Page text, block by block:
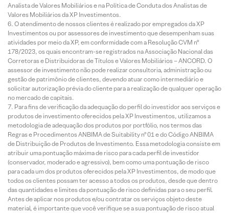
Analista de Valores Mobiliários e na Política de Conduta dos Analistas de
Valores Mobiliários da XP Investimentos.
O atendimento de nossos clientes é realizado por empregados da XP
Investimentos ou por assessores de investimento que desempenham suas
atividades por meio da XP, em conformidade com a Resolução CVM nº
178/2023, os quais encontram-se registrados na Associação Nacional das
Corretoras e Distribuidoras de Títulos e Valores Mobiliários – ANCORD. O
assessor de investimento não pode realizar consultoria, administração ou
gestão de patrimônio de clientes, devendo atuar como intermediário e
solicitar autorização prévia do cliente para a realização de qualquer operação
no mercado de capitais.
Para fins de verificação da adequação do perfil do investidor aos serviços e
produtos de investimento oferecidos pela XP Investimentos, utilizamos a
metodologia de adequação dos produtos por portfólio, nos termos das
Regras e Procedimentos ANBIMA de Suitability nº 01 e do Código ANBIMA
de Distribuição de Produtos de Investimento. Essa metodologia consiste em
atribuir uma pontuação máxima de risco para cada perfil de investidor
(conservador, moderado e agressivo), bem como uma pontuação de risco
para cada um dos produtos oferecidos pela XP Investimentos, de modo que
todos os clientes possam ter acesso a todos os produtos, desde que dentro
das quantidades e limites da pontuação de risco definidas para o seu perfil.
Antes de aplicar nos produtos e/ou contratar os serviços objeto deste
material, é importante que você verifique se a sua pontuação de risco atual